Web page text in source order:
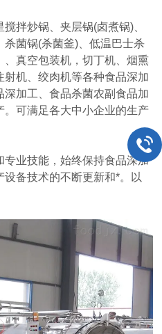
炒锅、夹层锅(卤煮锅)、
菌锅(杀菌釜)、低温巴士杀
真空包装机，切丁机、烟熏
机、绞肉机等各种食品深加
加工、食品杀菌农副食品加
可满足各大中小企业的生产
业技能，始终保持食品深加
备技术的不断更新和*。以